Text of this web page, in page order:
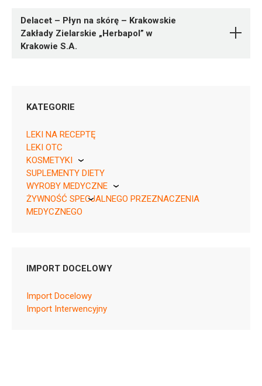
Delacet – Płyn na skórę – Krakowskie
Zakłady Zielarskie „Herbapol” w
Krakowie S.A.
05909990005413 ¦ OTC ¦ 2965
1 op. 100 ml
KATEGORIE
LEKI NA RECEPTĘ
LEKI OTC
KOSMETYKI
Pierre Fabre
SUPLEMENTY DIETY
WYROBY MEDYCZNE
KikGel
ŻYWNOŚĆ SPECJALNEGO PRZEZNACZENIA
MEDYCZNEGO
IMPORT DOCELOWY
Import Docelowy
Import Interwencyjny